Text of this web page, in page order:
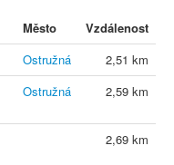
Město
Vzdálenost
Ostružná
2,51 km
Ostružná 2,59 km
2,69 km